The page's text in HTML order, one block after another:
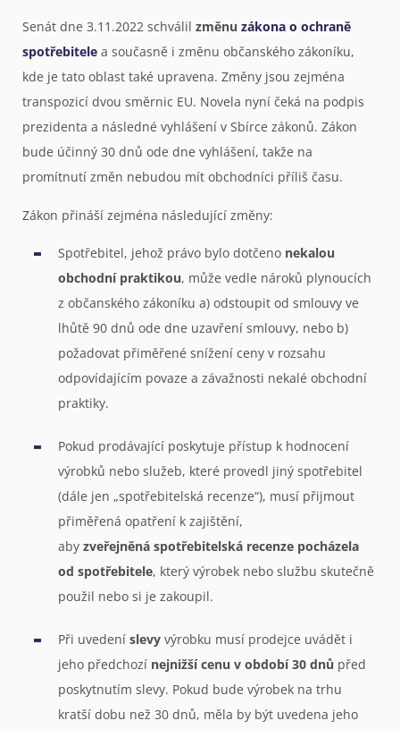
Senát dne 3.11.2022 schválil změnu zákona o ochraně
spotřebitele a současně i změnu občanského zákoníku,
kde je tato oblast také upravena. Změny jsou zejména
transpozicí dvou směrnic EU. Novela nyní čeká na podpis
prezidenta a následné vyhlášení v Sbírce zákonů. Zákon
bude účinný 30 dnů ode dne vyhlášení, takže na
promítnutí změn nebudou mít obchodníci příliš času.
Zákon přináší zejména následující změny:
Spotřebitel, jehož právo bylo dotčeno nekalou
obchodní praktikou, může vedle nároků plynoucích
z občanského zákoníku a) odstoupit od smlouvy ve
lhůtě 90 dnů ode dne uzavření smlouvy, nebo b)
požadovat přiměřené snížení ceny v rozsahu
odpovídajícím povaze a závažnosti nekalé obchodní
praktiky.
Pokud prodávající poskytuje přístup k hodnocení
výrobků nebo služeb, které provedl jiný spotřebitel
(dále jen „spotřebitelská recenze“), musí přijmout
přiměřená opatření k zajištění,
aby zveřejněná spotřebitelská recenze pocházela
od spotřebitele, který výrobek nebo službu skutečně
použil nebo si je zakoupil.
Při uvedení slevy výrobku musí prodejce uvádět i
jeho předchozí nejnižší cenu v období 30 dnů před
poskytnutím slevy. Pokud bude výrobek na trhu
kratší dobu než 30 dnů, měla by být uvedena jeho